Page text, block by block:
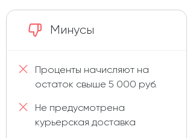
Минусы
Проценты начисляют на
остаток свыше 5 000 руб.
Не предусмотрена
курьерская доставка